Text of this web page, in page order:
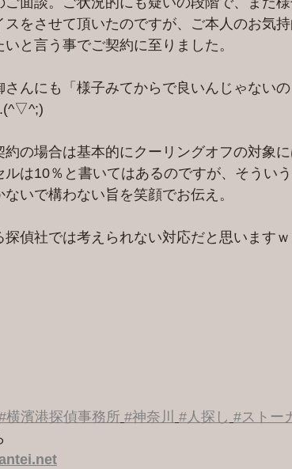
をさせて頂いたのですが、ご本人のお気
と言う事でご契約に至りました。
んにも「様子みてからで良いんじゃない
の場合は基本的にクーリングオフの対象
は10％と書いてはあるのですが、そうい
いで構わない旨を笑顔でお伝え。
偵社では考えられない対応だと思いますｗ
横濱港探偵事務所 #神奈川 #人探し #ストー